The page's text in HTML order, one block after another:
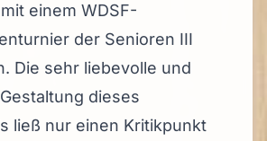
einem WDSF-
der Senioren III
Die sehr liebevolle und
dieses
ließ nur einen Kritikpunkt